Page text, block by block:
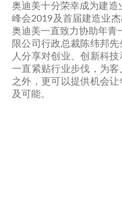
奥迪美十分荣幸成为建造
峰会2019及首届建造业
奥迪美一直致力协助年青
限公司行政总裁陈纬邦
人分享对创业、创新科
一直紧贴行业步伐，为
之外，更可以提供机会
及可能。